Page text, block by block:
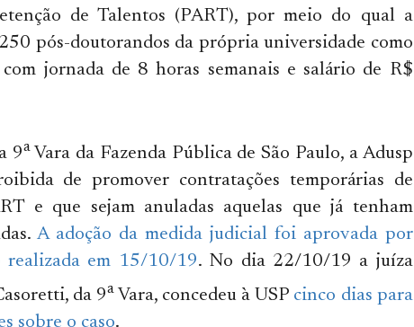
de Talentos (PART), por meio do qual a
pós-doutorandos da própria universidade como
jornada de 8 horas semanais e salário de R$
9aVara da Fazenda Pública de São Paulo, a Adusp
de promover contratações temporárias de
e que sejam anuladas aquelas que já tenham
A adoção da medida judicial foi aprovada por
realizada em 15/10/19. No dia 22/10/19 a juíza
da 9a Vara, concedeu à USP cinco dias para
sobre o caso.